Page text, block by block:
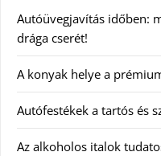
Autóüvegjavítás időben:
drága cserét!
A konyak helye a
Autófestékek a tartós és
Az alkoholos italok